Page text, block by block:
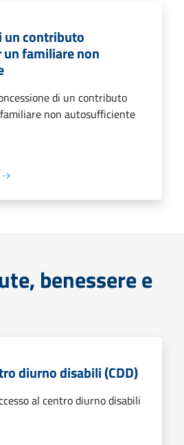
un contributo
familiare non
di un contributo
non autosufficiente
benessere e
diurno disabili (CDD)
al centro diurno disabili